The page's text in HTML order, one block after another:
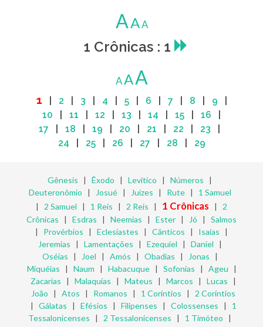
AAA
1 Crônicas : 1
AAA
1 2 3 4 5| 6 7 8 9
10
11 12 13 14 15 16
17
18 19 20 21 22 23
24
25| 26 27 28 29
Gênesis | Êxodo | Levítico | Números |
Deuteronômio | Josué| Juízes | Rute| 1 Samuel
| 2 Samuel | 1 Reis | 2 Reis | 1 Crônicas | 2
Crônicas | Esdras | Neemias | Ester | Jó | Salmos
| Provérbios | Eclesiastes | Cânticos | Isaías |
Jeremias | Lamentações | Ezequiel | Daniel |
Oséias | Joel | Amós | Obadias | Jonas |
Miquéias | Naum | Habacuque| Sofonias | Ageu |
Zacarias | Malaquias | Mateus | Marcos | Lucas |
João | Atos | Romanos | 1 Coríntios | 2 Coríntios
| Gálatas | Efésios | Filipenses | Colossenses | 1
Tessalonicenses | 2 Tessalonicenses | 1 Timóteo |